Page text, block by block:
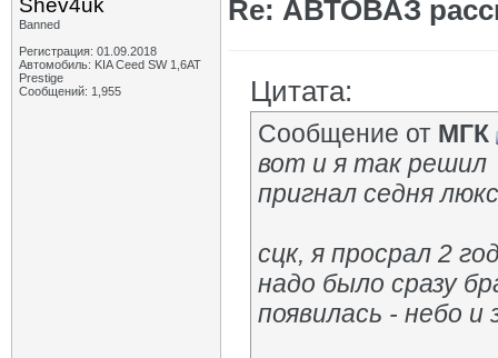
Shev4uk
Banned
Регистрация: 01.09.2018
Автомобиль: KIA Ceed SW 1,6AT
Prestige
Сообщений: 1,955
Re: АВТОВАЗ
Цитата:
Сообщение от МГК
вот и я так решил
пригнал седня
сцк, я просрал 2
надо было сразу
появилась - небо и